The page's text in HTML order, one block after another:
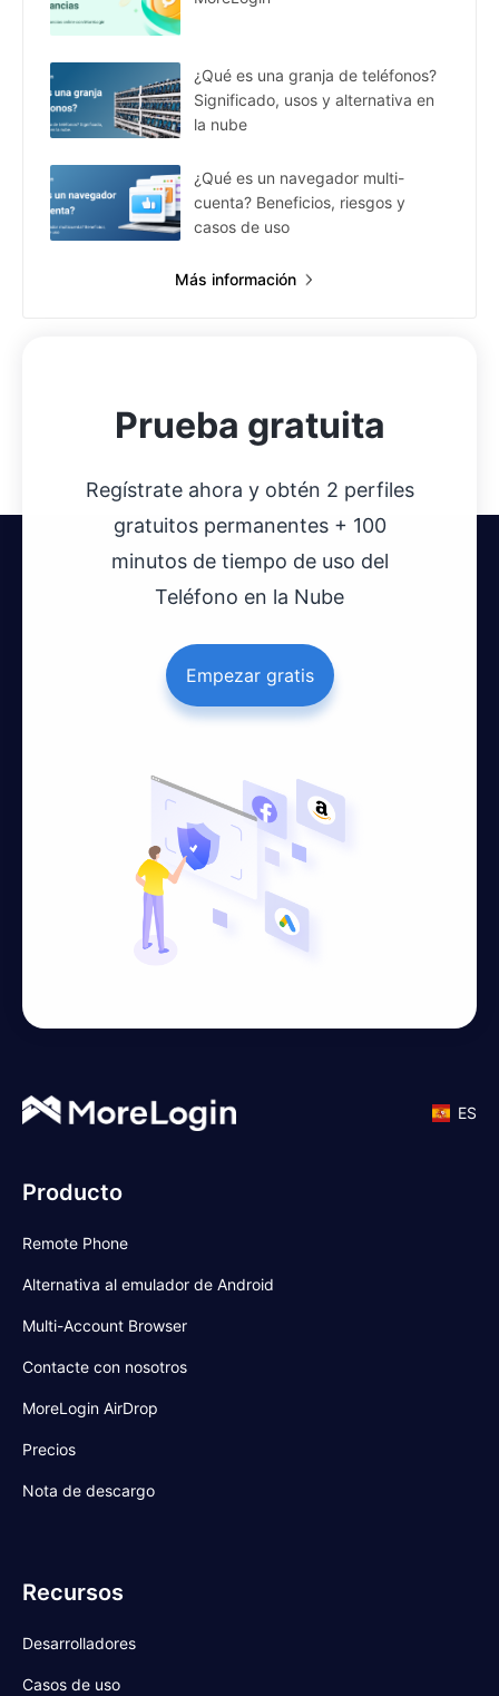
¿Qué es una granja de teléfonos?
Significado, usos y alternativa en
la nube
¿Qué es un navegador multi-
cuenta? Beneficios, riesgos y
casos de uso
Más información
Prueba gratuita
Regístrate ahora y obtén 2 perfiles
gratuitos permanentes + 100
minutos de tiempo de uso del
Teléfono en la Nube
Empezar gratis
ES
Producto
Remote Phone
Alternativa al emulador de Android
Multi-Account Browser
Contacte con nosotros
MoreLogin AirDrop
Precios
Nota de descargo
Recursos
Desarrolladores
Casos de uso